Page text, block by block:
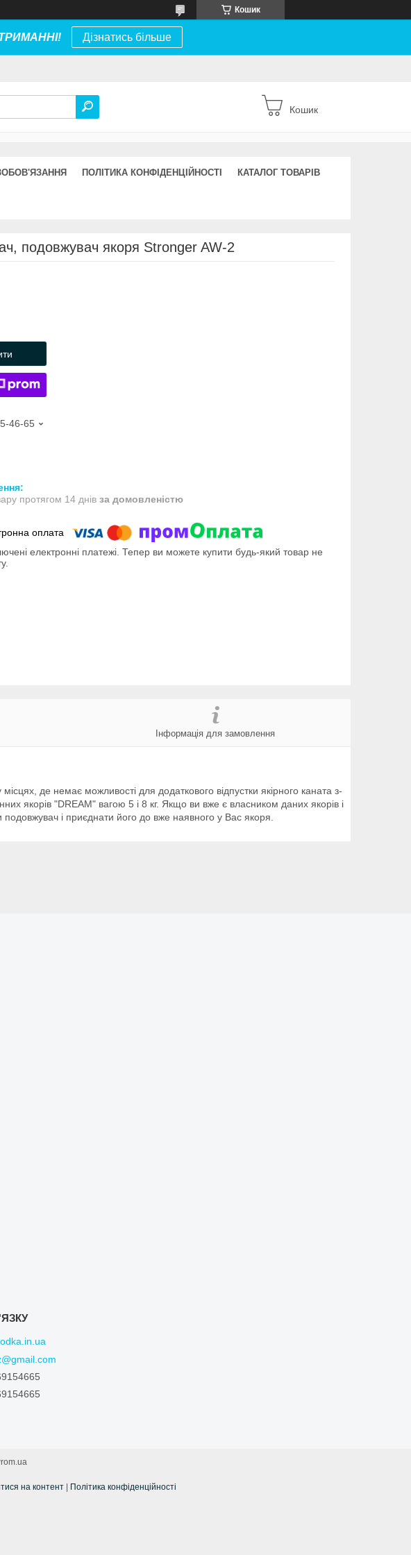
Кошик
Дізнатись більше
Кошик
ПОЛІТИКА КОНФІДЕНЦІЙНОСТІ КАТАЛОГ ТОВАРІВ
подовжувач якоря Stronger AW-2
46-65
протягом 14 днів за домовленістю
електронні платежі. Тепер ви можете купити будь-який товар не
Інформація для замовлення
де немає можливості для додаткового відпустки якірного каната з-
якорів "DREAM" вагою 5 і 8 кг. Якщо ви вже є власником даних якорів і
і приєднати його до вже наявного у Вас якоря.
на контент
Політика конфіденційності